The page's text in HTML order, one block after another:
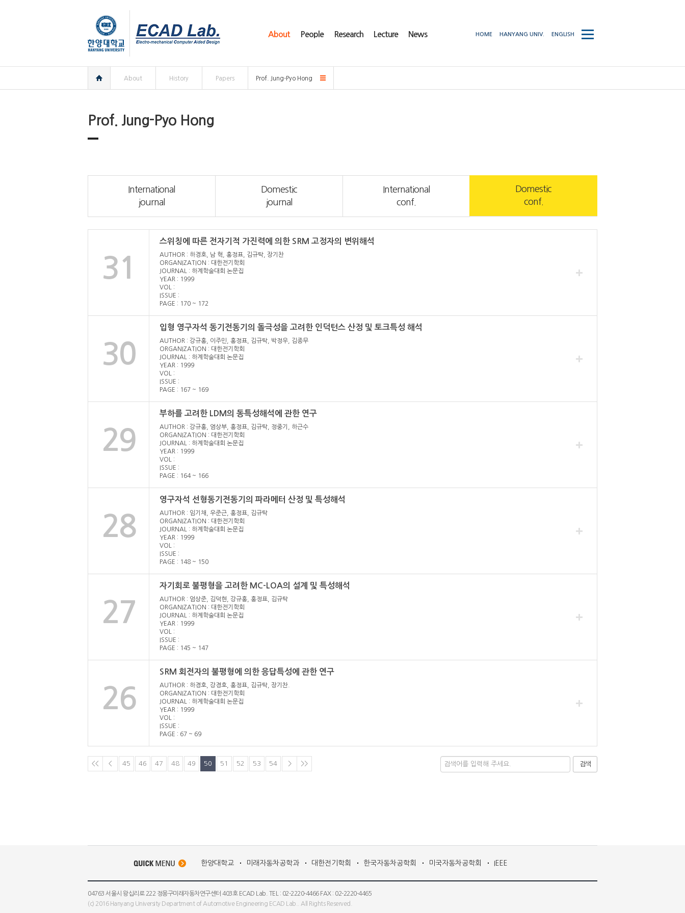
한양대학교
ECAD
About People Research Lecture News HOME HANYANG UNIV. ENGLISH
사이트맵
열기/
About History Papers Prof. Jung-Pyo Hong
Prof. Jung-Pyo Hong
International
journal
Domestic
journal
International
conf.
Domestic
conf.
31
스위칭에 따른 전자기적 가진력에 의한 SRM 고정자의 변위해석
AUTHOR : 하경호, 남 혁, 홍정표, 김규탁, 장기찬
ORGANIZATION : 대한전기학회
JOURNAL : 하계학술대회 논문집
YEAR : 1999
VOL :
ISSUE :
PAGE : 170 ~ 172
30
입형 영구자석 동기전동기의 돌극성을 고려한 인덕턴스 산정 및 토크특성 해석
AUTHOR : 강규홍, 이주민, 홍정표, 김규탁, 박정우, 김종무
ORGANIZATION : 대한전기학회
JOURNAL : 하계학술대회 논문집
YEAR : 1999
VOL :
ISSUE :
PAGE : 167 ~ 169
29
부하를 고려한 LDM의 동특성해석에 관한 연구
AUTHOR : 강규홍, 염상부, 홍정표, 김규탁, 정중기, 하근수
ORGANIZATION : 대한전기학회
JOURNAL : 하계학술대회 논문집
YEAR : 1999
VOL :
ISSUE :
PAGE : 164 ~ 166
28
영구자석 선형동기전동기의 파라메터 산정 및 특성해석
AUTHOR : 임기채, 우준근, 홍정표, 김규탁
ORGANIZATION : 대한전기학회
JOURNAL : 하계학술대회 논문집
YEAR : 1999
VOL :
ISSUE :
PAGE : 148 ~ 150
27
자기회로 불평형을 고려한 MC-LOA의 설계 및 특성해석
AUTHOR : 엄상준, 김덕현, 강규홍, 홍정표, 김규탁
ORGANIZATION : 대한전기학회
JOURNAL : 하계학술대회 논문집
YEAR : 1999
VOL :
ISSUE :
PAGE : 145 ~ 147
26
SRM 회전자의 불평형에 의한 응답특성에 관한 연구
AUTHOR : 하경호, 강경호, 홍정표, 김규탁, 장기찬.
ORGANIZATION : 대한전기학회
JOURNAL : 하계학술대회 논문집
YEAR : 1999
VOL :
ISSUE :
PAGE : 67 ~ 69
<< < 45 46 47 48 49 50 51 52 53 54 > >> 검색
한양대학교 미래자동차공학과 대한전기학회 한국자동차공학회 미국자동차공학회 IEEE
04763 서울시 왕십리로 222 정몽구미래자동차연구센터 403호 ECAD Lab. TEL : 02-2220-4466 FAX : 02-2220-4465
(c) 2016 Hanyang University Department of Automotive Engineering ECAD Lab.. All Rights Reserved.